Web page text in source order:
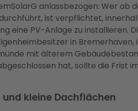
anlassbezogen: Wer ab
ist verpflichtet,
eine PV-Anlage zu installieren.
in Bremerhaven,
mit älterem
hat, sollte die Frist
kleine Dachflächen